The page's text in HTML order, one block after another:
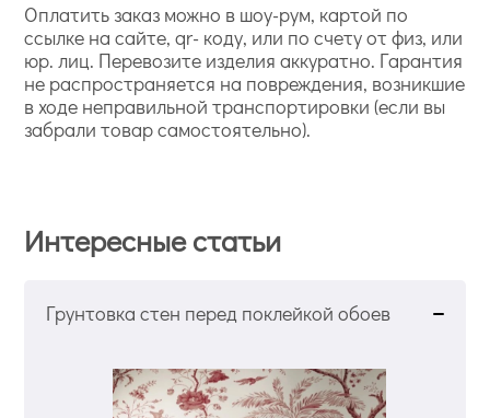
Оплатить заказ можно в шоу-рум, картой по
ссылке на сайте, qr- коду, или по счету от физ, или
юр. лиц. Перевозите изделия аккуратно. Гарантия
не распространяется на повреждения, возникшие
в ходе неправильной транспортировки (если вы
забрали товар самостоятельно).
Интересные статьи
Грунтовка стен перед поклейкой обоев